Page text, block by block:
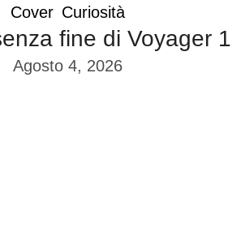
Cover Curiosità
fine di Voyager 1
Agosto 4, 2026